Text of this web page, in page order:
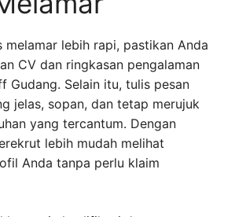
melamar lebih rapi, pastikan Anda
CV dan ringkasan pengalaman
Gudang. Selain itu, tulis pesan
jelas, sopan, dan tetap merujuk
yang tercantum. Dengan
lebih mudah melihat
Anda tanpa perlu klaim